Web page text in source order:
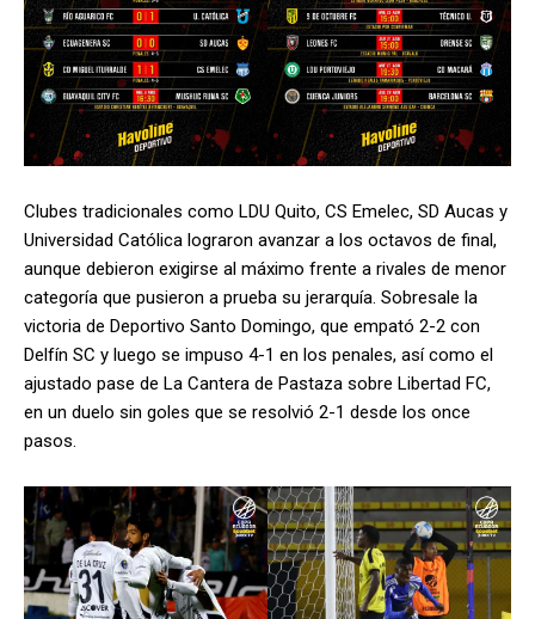
Clubes tradicionales como LDU Quito, CS Emelec, SD Aucas y
Universidad Católica lograron avanzar a los octavos de final,
aunque debieron exigirse al máximo frente a rivales de menor
categoría que pusieron a prueba su jerarquía. Sobresale la
victoria de Deportivo Santo Domingo, que empató 2-2 con
Delfín SC y luego se impuso 4-1 en los penales, así como el
ajustado pase de La Cantera de Pastaza sobre Libertad FC,
en un duelo sin goles que se resolvió 2-1 desde los once
pasos.